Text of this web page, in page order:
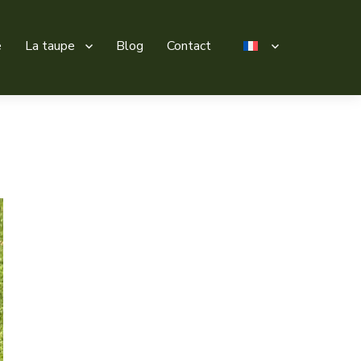
La taupe Blog Contact